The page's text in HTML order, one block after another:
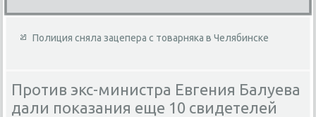
Полиция сняла зацепера с товарняка в Челябинске
Против экс-министра Евгения Балуева
дали показания еще 10 свидетелей